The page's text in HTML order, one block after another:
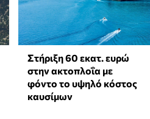
Στήριξη 60 εκατ. ευρώ
στην ακτοπλοΐα με
φόντο το υψηλό κόστος
καυσίμων